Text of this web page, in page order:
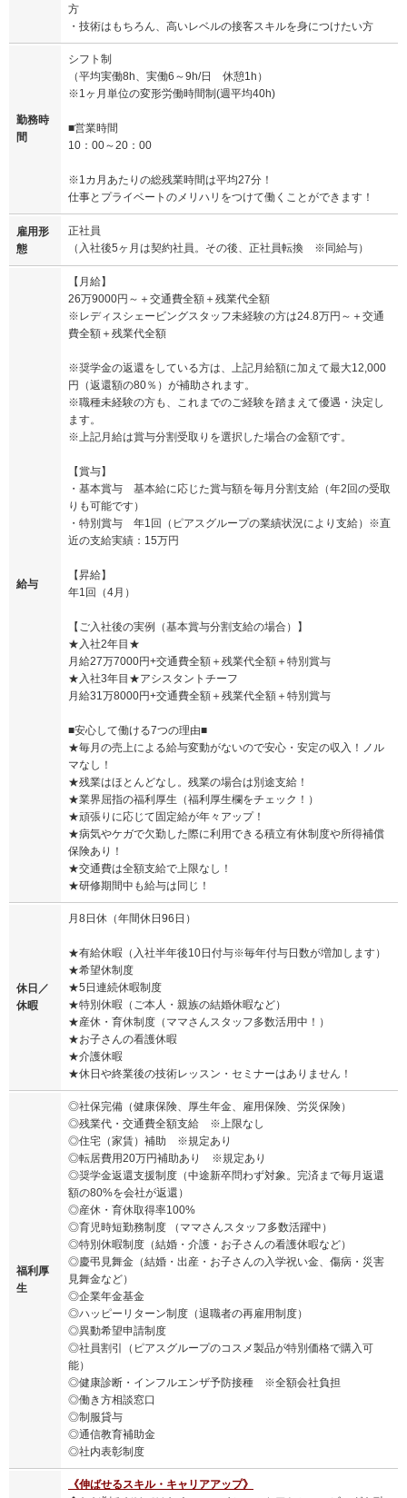
方
・技術はもちろん、高いレベルの接客スキルを身につけたい方
勤務時
間
シフト制
（平均実働8h、実働6～9h/日 休憩1h）
※1ヶ月単位の変形労働時間制(週平均40h)
■営業時間
10：00～20：00
※1カ月あたりの総残業時間は平均27分！
仕事とプライベートのメリハリをつけて働くことができます！
雇用形
態
正社員
（入社後5ヶ月は契約社員。その後、正社員転換 ※同給与）
給与
【月給】
26万9000円～＋交通費全額＋残業代全額
※レディスシェービングスタッフ未経験の方は24.8万円～＋交通
費全額＋残業代全額
※奨学金の返還をしている方は、上記月給額に加えて最大12,000
円（返還額の80％）が補助されます。
※職種未経験の方も、これまでのご経験を踏まえて優遇・決定し
ます。
※上記月給は賞与分割受取りを選択した場合の金額です。
【賞与】
・基本賞与 基本給に応じた賞与額を毎月分割支給（年2回の受取
りも可能です）
・特別賞与 年1回（ピアスグループの業績状況により支給）※直
近の支給実績：15万円
【昇給】
年1回（4月）
【ご入社後の実例（基本賞与分割支給の場合）】
★入社2年目★
月給27万7000円+交通費全額＋残業代全額＋特別賞与
★入社3年目★アシスタントチーフ
月給31万8000円+交通費全額＋残業代全額＋特別賞与
■安心して働ける7つの理由■
★毎月の売上による給与変動がないので安心・安定の収入！ノル
マなし！
★残業はほとんどなし。残業の場合は別途支給！
★業界屈指の福利厚生（福利厚生欄をチェック！）
★頑張りに応じて固定給が年々アップ！
★病気やケガで欠勤した際に利用できる積立有休制度や所得補償
保険あり！
★交通費は全額支給で上限なし！
★研修期間中も給与は同じ！
休日／
休暇
月8日休（年間休日96日）
★有給休暇（入社半年後10日付与※毎年付与日数が増加します）
★希望休制度
★5日連続休暇制度
★特別休暇（ご本人・親族の結婚休暇など）
★産休・育休制度（ママさんスタッフ多数活用中！）
★お子さんの看護休暇
★介護休暇
★休日や終業後の技術レッスン・セミナーはありません！
福利厚
生
◎社保完備（健康保険、厚生年金、雇用保険、労災保険）
◎残業代・交通費全額支給 ※上限なし
◎住宅（家賃）補助 ※規定あり
◎転居費用20万円補助あり ※規定あり
◎奨学金返還支援制度（中途新卒問わず対象。完済まで毎月返還
額の80%を会社が返還）
◎産休・育休取得率100%
◎育児時短勤務制度 （ママさんスタッフ多数活躍中）
◎特別休暇制度（結婚・介護・お子さんの看護休暇など）
◎慶弔見舞金（結婚・出産・お子さんの入学祝い金、傷病・災害
見舞金など）
◎企業年金基金
◎ハッピーリターン制度（退職者の再雇用制度）
◎異動希望申請制度
◎社員割引（ピアスグループのコスメ製品が特別価格で購入可
能）
◎健康診断・インフルエンザ予防接種 ※全額会社負担
◎働き方相談窓口
◎制服貸与
◎通信教育補助金
◎社内表彰制度
《伸ばせるスキル・キャリアアップ》